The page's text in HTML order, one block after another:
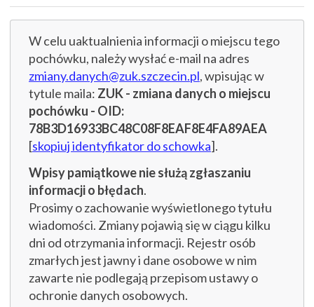
W celu uaktualnienia informacji o miejscu tego
pochówku, należy wysłać e-mail na adres
zmiany.danych@zuk.szczecin.pl, wpisując w
tytule maila: ZUK - zmiana danych o miejscu
pochówku - OID:
78B3D16933BC48C08F8EAF8E4FA89AEA
[skopiuj identyfikator do schowka].
Wpisy pamiątkowe nie służą zgłaszaniu
informacji o błędach.
Prosimy o zachowanie wyświetlonego tytułu
wiadomości. Zmiany pojawią się w ciągu kilku
dni od otrzymania informacji. Rejestr osób
zmarłych jest jawny i dane osobowe w nim
zawarte nie podlegają przepisom ustawy o
ochronie danych osobowych.